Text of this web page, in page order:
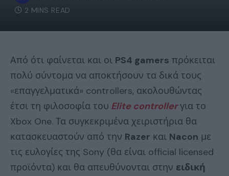
2 MINS READ
Από ότι φαίνεται και οι PS4 gamers πρόκειται
πολύ σύντομα να αποκτήσουν τα δικά τους
«επαγγελματικά» controllers, ακολουθώντας
έτσι τη φιλοσοφία του Elite controllerγια το
Xbox One. Τα συγκεκριμένα χειριστήρια θα
κατασκευαστούν από την Razer και Nacon με
τις ευλογίες της Sony (θα είναι official licensed
προϊόντα) και θα απευθύνονται στην ειδική